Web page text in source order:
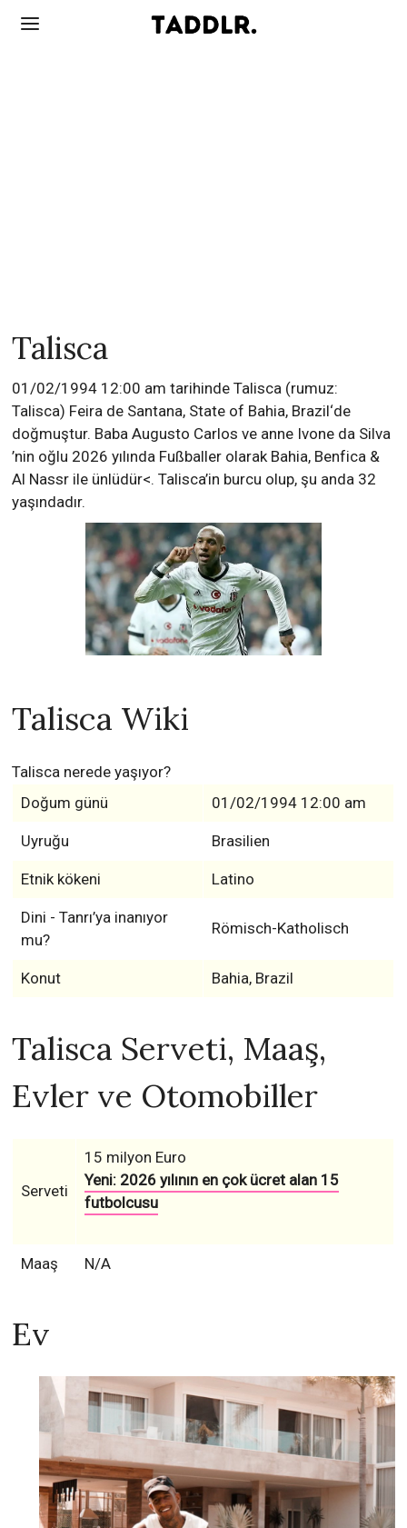
Talisca
01/02/1994 12:00 am tarihinde Talisca (rumuz:
Talisca) Feira de Santana, State of Bahia, Brazil‘de
doğmuştur. Baba Augusto Carlos ve anne Ivone da Silva
’nin oğlu 2026 yılında Fußballer olarak Bahia, Benfica &
Al Nassr ile ünlüdür<. Talisca’in burcu olup, şu anda 32
yaşındadır.
Talisca Wiki
Talisca nerede yaşıyor?
Doğum günü
01/02/1994 12:00 am
Uyruğu Brasilien
Etnik kökeni Latino
Dini - Tanrı’ya inanıyor
mu?
Römisch-Katholisch
Konut Bahia, Brazil
Talisca Serveti, Maaş,
Evler ve Otomobiller
Serveti
15 milyon Euro
Yeni: 2026 yılının en çok ücret alan 15
futbolcusu
Maaş N/A
Ev